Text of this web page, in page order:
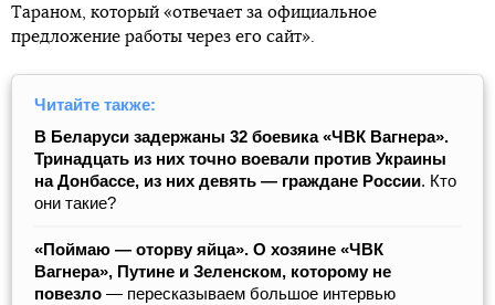
Тараном, который «отвечает за официальное
предложение работы через его сайт».
Читайте также:
В Беларуси задержаны 32 боевика «ЧВК Вагнера».
Тринадцать из них точно воевали против Украины
на Донбассе, из них девять — граждане России. Кто
они такие?
«Поймаю — оторву яйца». О хозяине «ЧВК
Вагнера», Путине и Зеленском, которому не
повезло — пересказываем большое интервью